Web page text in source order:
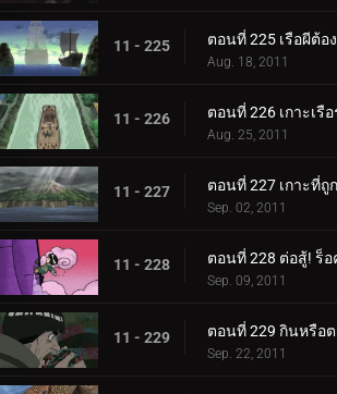
11 - 225 ตอนที่ 225 เรือผีต้อ
Aug. 18, 2011
11 - 226 ตอนที่ 226 เกาะเรื
Aug. 25, 2011
11 - 227 ตอนที่ 227 เกาะที่ถู
Sep. 02, 2011
11 - 228 ตอนที่ 228 ต่อสู้! ร็อ
Sep. 09, 2011
11 - 229
Sep. 22, 2011